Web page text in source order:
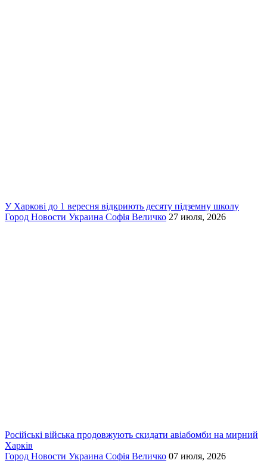
У Харкові до 1 вересня відкриють десяту підземну школу
Город Новости Украина Софія Величко 27 июля, 2026
Російські війська продовжують скидати авіабомби на мирний
Харків
Город Новости Украина Софія Величко 07 июля, 2026